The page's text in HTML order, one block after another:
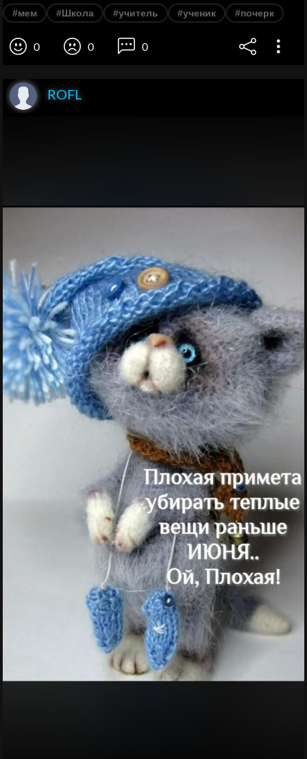
#мем #Школа #учитель #ученик #почерк
0 0 0
ROFL